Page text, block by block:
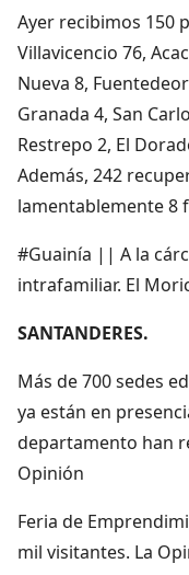
Ayer recibimos 150
Villavicencio 76,
Nueva 8,
Granada 4, San
Restrepo 2, El
Además, 242
lamentablemente 8
#Guainía || A la
intrafamiliar. El
SANTANDERES.
Más de 700 sedes
ya están en
departamento han
Opinión
Feria de
mil visitantes. La